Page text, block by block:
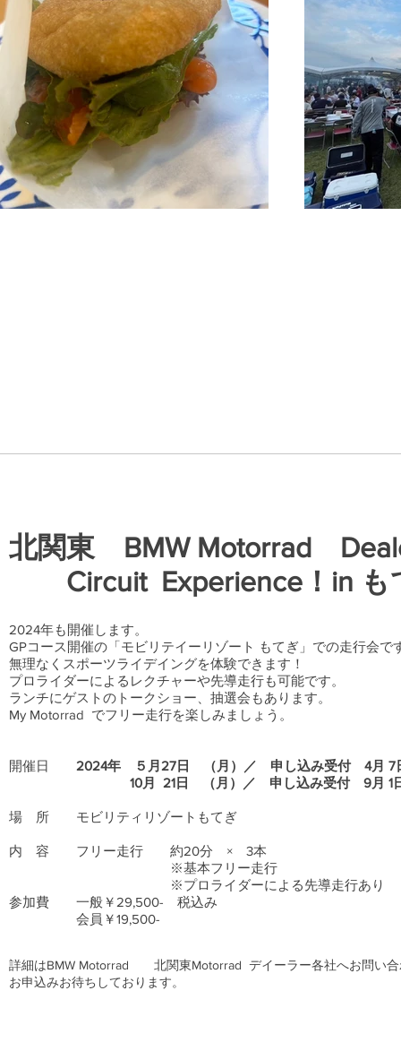
北関東 BMW Motorrad
Circuit Experience！in も
2024年も開催します。
GPコース開催の「モビリテイーリゾート もてぎ」での走行会で
無理なくスポーツライデイングを体験できます！
プロライダーによるレクチャーや先導走行も可能です。
ランチにゲストのトークショー、抽選会もあります。
My Motorrad でフリー走行を楽しみましょう。
開催日 2024年 ５月27日 （月）／ 申し込み受付 4月 7
10月 21日 （月）／ 申し込み受付 9月 1日
場 所 モビリティリゾートもてぎ
内 容 フリー走行 約20分 × 3本
※基本フリー走行
※プロライダーによる先導走行あり
参加費 一般￥29,500- 税込み
​ 会員￥19,500-
詳細はBMW Motorrad 北関東Motorrad デイーラー各社へお問い合
​お申込みお待ちしております。